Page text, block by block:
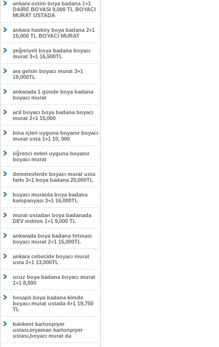
ankara ostim boya badana 1+1
DAİRE BOYASI 9,000 TL BOYACI
MURAT USTADA
ankara hasköy boya badana 2+1
15,000 TL BOYACI MURAT
yeğmiyeli boya badana boyacı
murat 3+1 16,500TL
ara gelsin boyacı murat 3+1
19,000TL
ankarada 1 günde boya badana
boyacı murat
acil boyacı boya badana boyacı
murat 2+1 15,000
bina içleri uyguna boyanır boyacı
murat usta 1+1 10, 000
öğrenci evleri uyguna boyanır
boyacı murat
demetevlerde boyacı murat usta
farkı 3+1 boya badana 20,000TL
boyacı muratda boya badana
kampanyası 3+1 16,000TL
murat ustadan boya badanada
DEV indirim 1+1 9,000 TL
ankarada boya badana fırtınası
boyacı murat 2+1 15,000TL
ankara cebecide boyacı murat
usta 2+1 13,000TL
ucuz boya badana boyacı murat
1+1 8,500
hesaplı boya badana kimde
boyacı murat ustada 4+1 19,750
TL
batıkent kartonpiyer
ustası,eryaman kartonpiyer
ustası,boyacı murat da